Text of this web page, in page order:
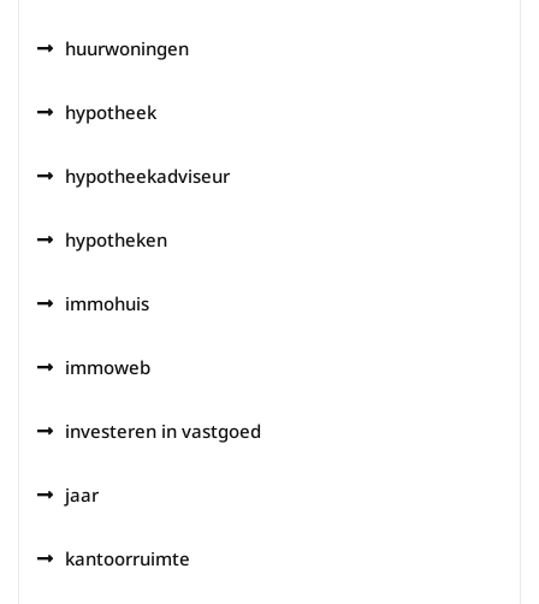
huurwoningen
hypotheek
hypotheekadviseur
hypotheken
immohuis
immoweb
investeren in vastgoed
jaar
kantoorruimte